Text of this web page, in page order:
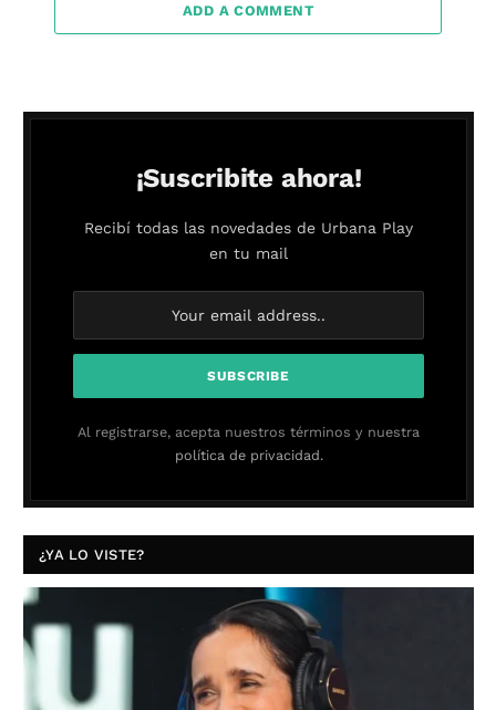
ADD A COMMENT
¡Suscribite ahora!
Recibí todas las novedades de Urbana Play
en tu mail
Al registrarse, acepta nuestros términos y nuestra
política de privacidad.
¿YA LO VISTE?